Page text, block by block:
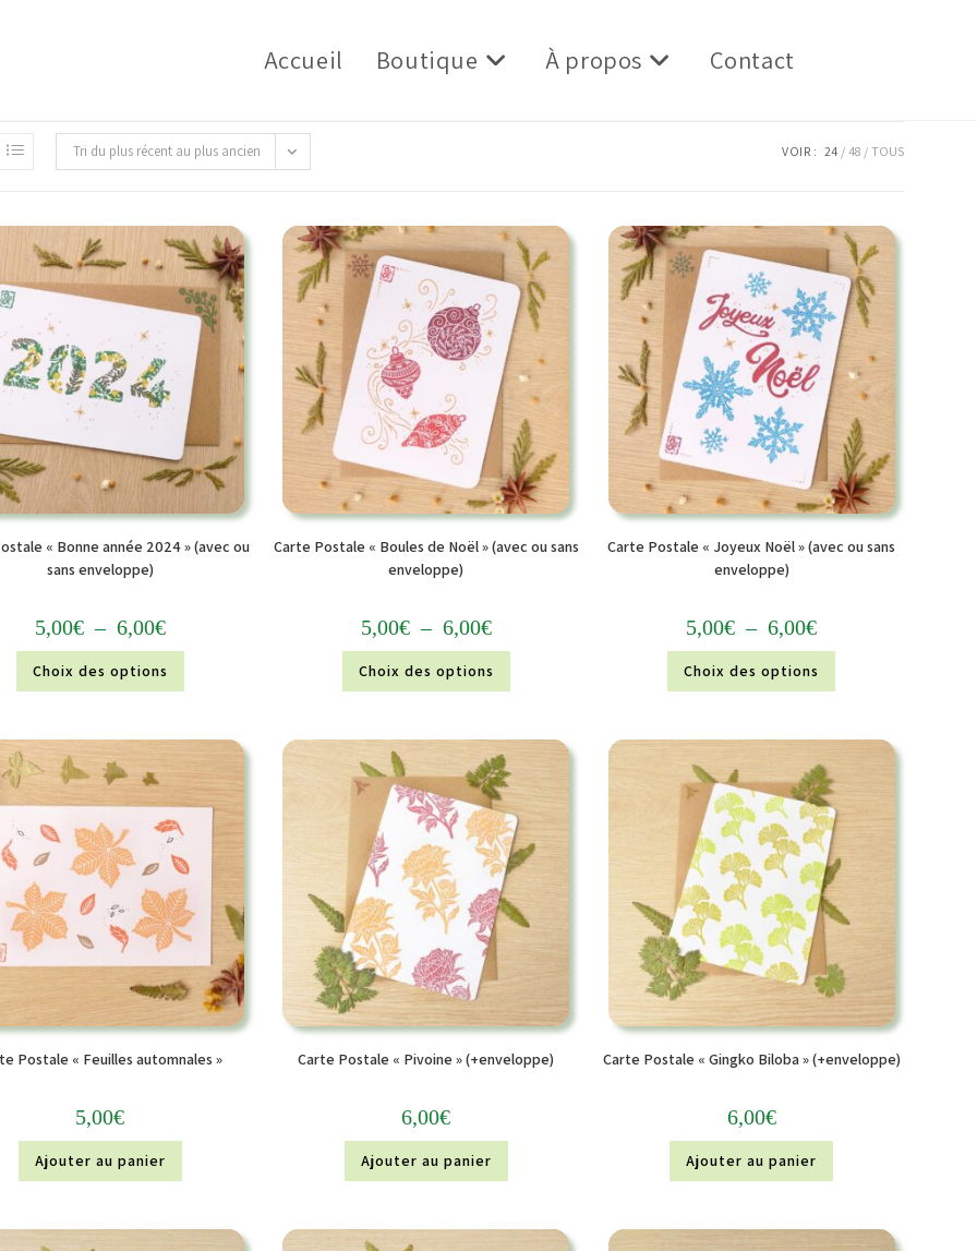
Accueil Boutique À propos Contact
Tri du plus récent au plus ancien VOIR : 24 48 TOUS
« Bonne année 2024 » (avec ou
sans enveloppe)
5,00€ – 6,00€
Choix des options
Carte Postale « Boules de Noël » (avec ou sans
enveloppe)
5,00€ – 6,00€
Choix des options
Carte Postale « Joyeux Noël » (avec ou sans
enveloppe)
5,00€ – 6,00€
Choix des options
Postale « Feuilles automnales »
5,00€
Ajouter au panier
Carte Postale « Pivoine » (+enveloppe)
6,00€
Ajouter au panier
Carte Postale « Gingko Biloba » (+enveloppe)
6,00€
Ajouter au panier